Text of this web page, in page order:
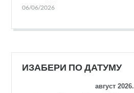
06/06/2026
ИЗАБЕРИ ПО ДАТУМУ
август 2026.